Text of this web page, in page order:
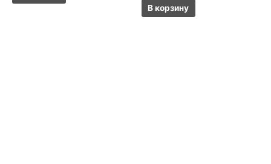
В корзину